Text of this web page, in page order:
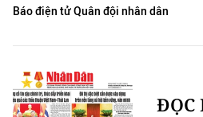
Báo điện tử Quân đội nhân dân
ĐỌC